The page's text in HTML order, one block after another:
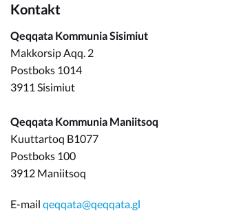
Kontakt
Qeqqata Kommunia Sisimiut
Makkorsip Aqq. 2
Postboks 1014
3911 Sisimiut
Qeqqata Kommunia Maniitsoq
Kuuttartoq B1077
Postboks 100
3912 Maniitsoq
E-mail qeqqata@qeqqata.gl